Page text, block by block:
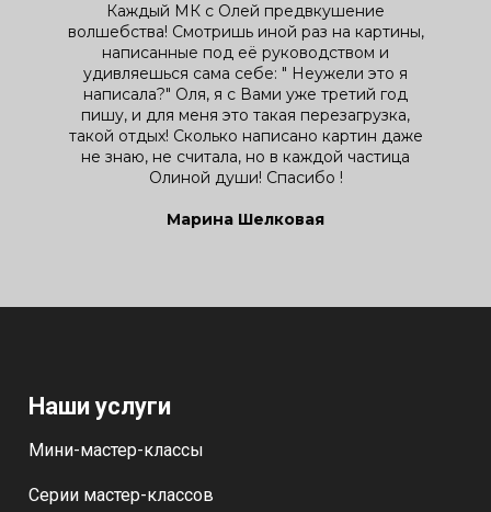
Каждый МК с Олей предвкушение
волшебства! Смотришь иной раз на картины,
написанные под её руководством и
удивляешься сама себе: " Неужели это я
написала?" Оля, я с Вами уже третий год
пишу, и для меня это такая перезагрузка,
такой отдых! Сколько написано картин даже
не знаю, не считала, но в каждой частица
Олиной души! Спасибо !
Марина Шелковая
Наши услуги
Мини-мастер-классы
Серии мастер-классов